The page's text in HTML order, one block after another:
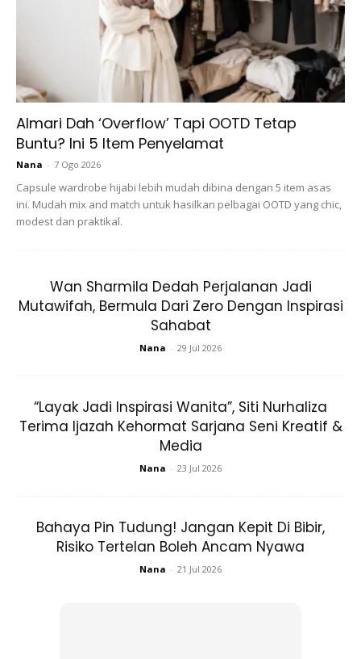
A Post Shared By Syida Melvin ? (@syidamelvin) OnJan
Majlis yang diraikan cukup meriah dengan kehadiran sanak
saudara ini dilangsungkan di Dewan Utama, Kampus
Kejuruteraan Universiti Sains Malaysia (USM), Nibong Tebal,
Syida yang baru berusia 22 turut bersyukur kerana majlis
dirancang berjalan lancar dan turut bersedia memikul
tanggungjawab sebagai isteri.
Almari Dah ‘Overflow’ Tapi OOTD Tetap
Buntu? Ini 5 Item Penyelamat
Nana - 7 Ogo 2026
Capsule wardrobe hijabi lebih mudah dibina dengan 5 item asas
ini. Mudah mix and match untuk hasilkan pelbagai OOTD yang chic,
modest dan praktikal.
Wan Sharmila Dedah Perjalanan Jadi
Mutawifah, Bermula Dari Zero Dengan Inspirasi
Sahabat
Nana - 29 Jul 2026
“Layak Jadi Inspirasi Wanita”, Siti Nurhaliza
Terima Ijazah Kehormat Sarjana Seni Kreatif &
Media
Nana - 23 Jul 2026
Bahaya Pin Tudung! Jangan Kepit Di Bibir,
Risiko Tertelan Boleh Ancam Nyawa
Nana - 21 Jul 2026